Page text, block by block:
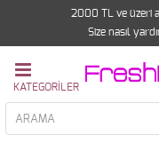
2000 TL ve üzeri
Size nasıl